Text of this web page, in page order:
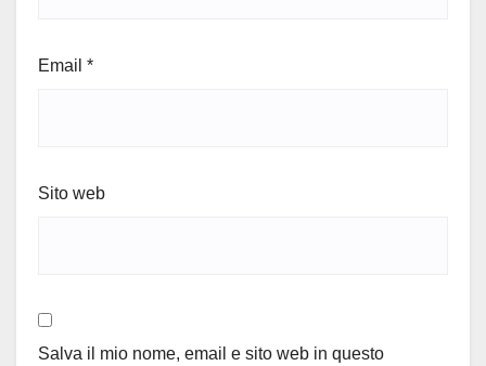
Email *
Sito web
Salva il mio nome, email e sito web in questo